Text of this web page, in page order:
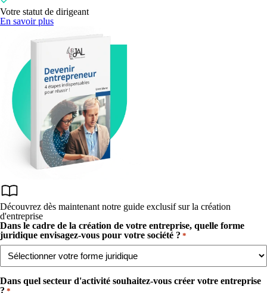
Votre statut de dirigeant
En savoir plus
Découvrez dès maintenant notre guide exclusif sur la création
d'entreprise
Dans le cadre de la création de votre entreprise, quelle forme
juridique envisagez-vous pour votre société ? *
Dans quel secteur d'activité souhaitez-vous créer votre entreprise
?​ *